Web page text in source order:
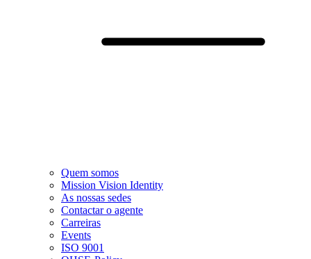
Quem somos
Mission Vision Identity
As nossas sedes
Contactar o agente
Carreiras
Events
ISO 9001